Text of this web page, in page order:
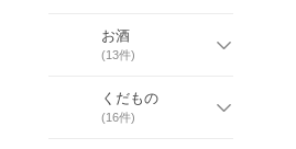
お酒
(13件)
くだもの
(16件)